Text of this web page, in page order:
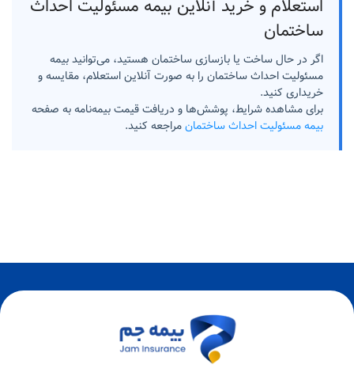
استعلام و خرید آنلاین بیمه مسئولیت احداث
ساختمان
اگر در حال ساخت یا بازسازی ساختمان هستید، می‌توانید بیمه
مسئولیت احداث ساختمان را به صورت آنلاین استعلام، مقایسه و
خریداری کنید.
برای مشاهده شرایط، پوشش‌ها و دریافت قیمت بیمه‌نامه به صفحه
بیمه مسئولیت احداث ساختمانمراجعه کنید.